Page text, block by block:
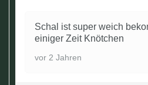
Schal ist super weich
einiger Zeit Knötchen
vor 2 Jahren